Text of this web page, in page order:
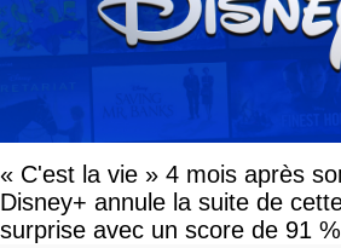
« C'est la vie » 4 mois après
Disney+ annule la suite de
surprise avec un score de 91 %